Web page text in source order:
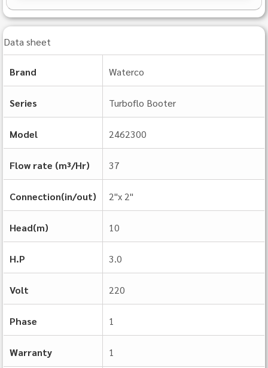
Data sheet
Brand Waterco
Series Turboflo Booter
Model 2462300
Flow rate (m³/Hr) 37
Connection(in/out) 2"x 2"
Head(m) 10
H.P 3.0
Volt 220
Phase 1
Warranty 1